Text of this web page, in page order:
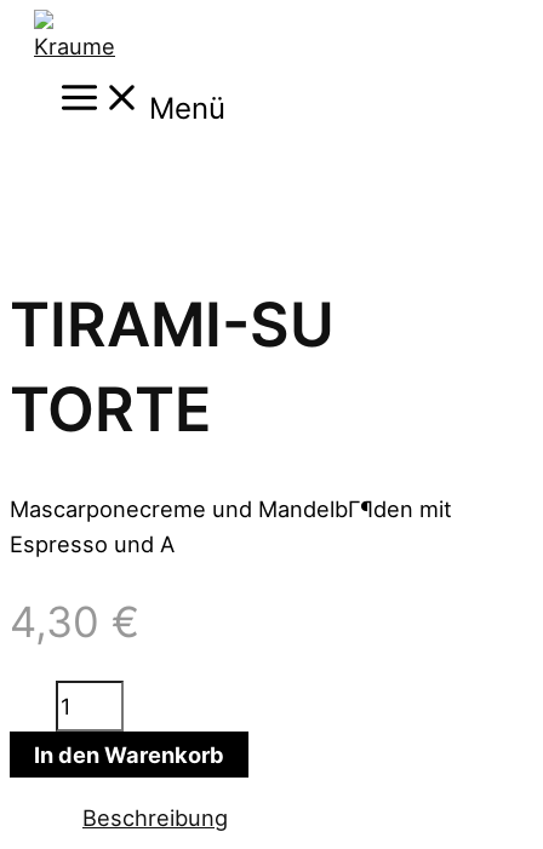
Zum
Inhalt
springen
Main
Menu
Menü
TIRAMI-SU
TORTE
Mascarponecreme und MandelbГ¶den mit
Espresso und A
4,30 €
Tirami-
Su
Torte
In den Warenkorb
Beschreibung